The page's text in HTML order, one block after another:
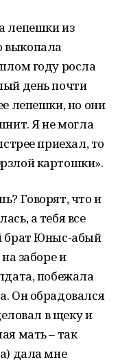
лепешки из
выкопала
году росла
день почти
лепешки, но они
Я не могла
приехал, то
картошки».
Говорят, что и
а тебя все
брат Юныс-абый
заборе и
побежала
Он обрадовался
в щеку и
мать – так
дала мне